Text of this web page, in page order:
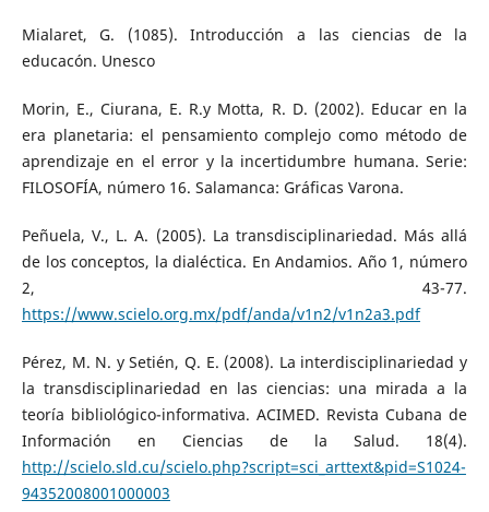
Mialaret, G. (1085). Introducción a las ciencias de la
educacón. Unesco
Morin, E., Ciurana, E. R.y Motta, R. D. (2002). Educar en la
era planetaria: el pensamiento complejo como método de
aprendizaje en el error y la incertidumbre humana. Serie:
FILOSOFÍA, número 16. Salamanca: Gráficas Varona.
Peñuela, V., L. A. (2005). La transdisciplinariedad. Más allá
de los conceptos, la dialéctica. En Andamios. Año 1, número
2, 43-77.
https://www.scielo.org.mx/pdf/anda/v1n2/v1n2a3.pdf
Pérez, M. N. y Setién, Q. E. (2008). La interdisciplinariedad y
la transdisciplinariedad en las ciencias: una mirada a la
teoría bibliológico-informativa. ACIMED. Revista Cubana de
Información en Ciencias de la Salud. 18(4).
http://scielo.sld.cu/scielo.php?script=sci_arttext&pid=S1024-
94352008001000003